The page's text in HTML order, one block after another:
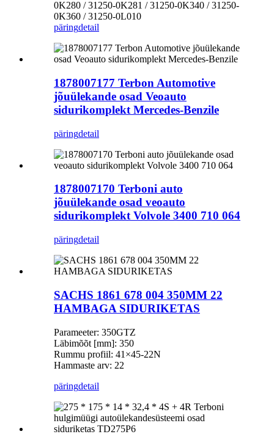
0K280 / 31250-0K281 / 31250-0K340 / 31250-
0K360 / 31250-0L010
päringdetail
1878007177 Terbon Automotive
jõuülekande osad Veoauto
sidurikomplekt Mercedes-Benzile
päringdetail
1878007170 Terboni auto
jõuülekande osad veoauto
sidurikomplekt Volvole 3400 710 064
päringdetail
SACHS 1861 678 004 350MM 22
HAMBAGA SIDURIKETAS
Parameeter: 350GTZ
Läbimõõt [mm]: 350
Rummu profiil: 41×45-22N
Hammaste arv: 22
päringdetail